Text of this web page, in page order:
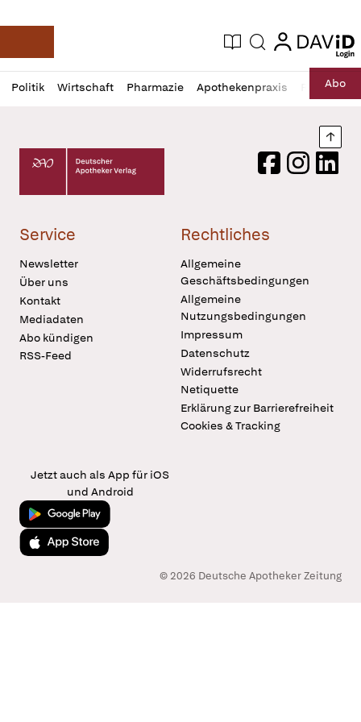
Deutsche Apotheker Zeitung
Aktuelle Ausgabe
Suche login
login
Politik Wirtschaft Pharmazie Apothekenpraxis RechtAbo
Profil
öffnen
Daz
Pur
Deutscher Apotheker Verlag Logo
FacebookInstagram
Service
Newsletter
Über uns
Kontakt
Mediadaten
Abo kündigen
RSS-Feed
Rechtliches
Allgemeine
Geschäftsbedingungen
Allgemeine
Nutzungsbedingungen
Impressum
Datenschutz
Widerrufsrecht
Netiquette
Erklärung zur Barrierefreiheit
Cookies & Tracking
Jetzt auch als App für iOS
und Android
Jetzt bei Google Play
Laden im App Store
© 2026 Deutsche Apotheker Zeitung